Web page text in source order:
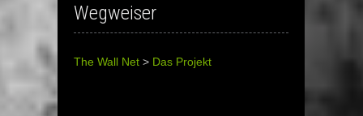
Wegweiser
The Wall Net > Das Projekt